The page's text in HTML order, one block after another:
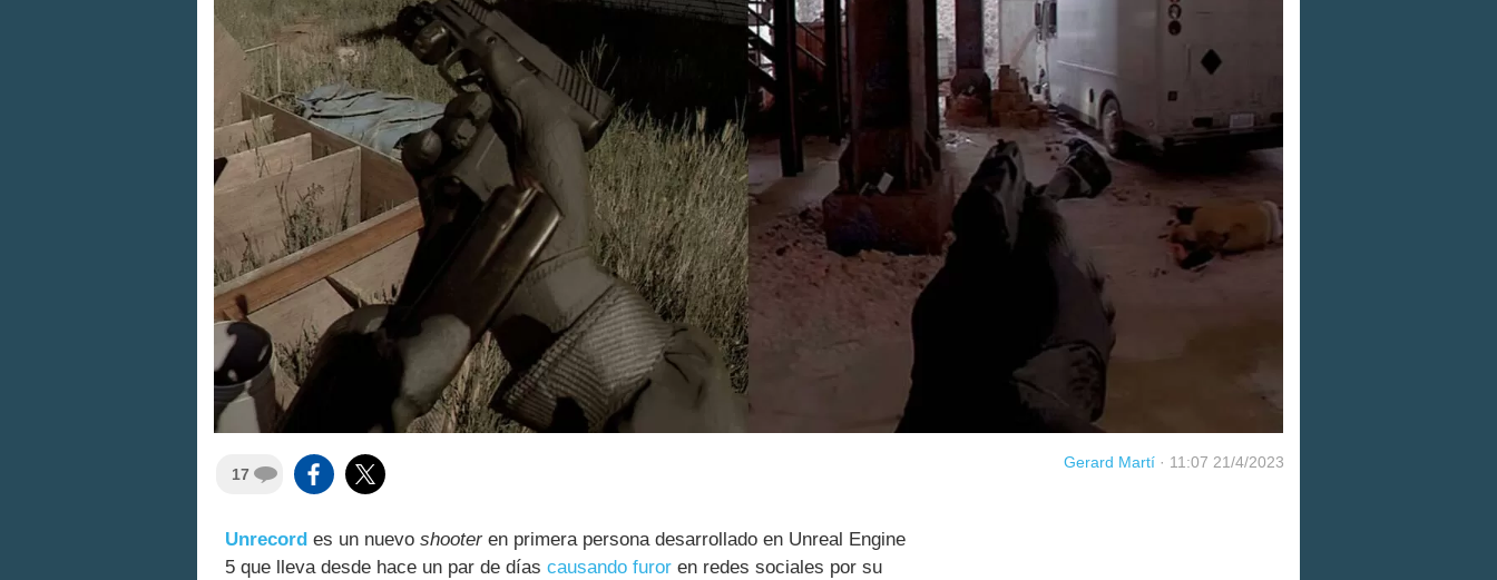
17
Gerard Martí · 11:07 21/4/2023
Unrecord es un nuevo shooteren primera persona desarrollado en Unreal Engine
5 que lleva desde hace un par de días causando furor en redes sociales por su